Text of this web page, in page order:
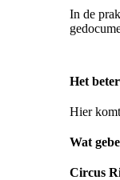
In de
Het
Hier
Wat
Circus